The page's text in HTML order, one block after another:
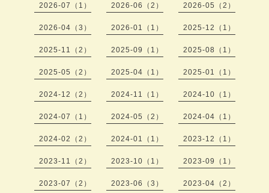
2026-07（1） 2026-06（2） 2026-05（2）
2026-04（3） 2026-01（1） 2025-12（1）
2025-11（2） 2025-09（1） 2025-08（1）
2025-05（2） 2025-04（1） 2025-01（1）
2024-12（2） 2024-11（1） 2024-10（1）
2024-07（1） 2024-05（2） 2024-04（1）
2024-02（2） 2024-01（1） 2023-12（1）
2023-11（2） 2023-10（1） 2023-09（1）
2023-07（2） 2023-06（3） 2023-04（2）